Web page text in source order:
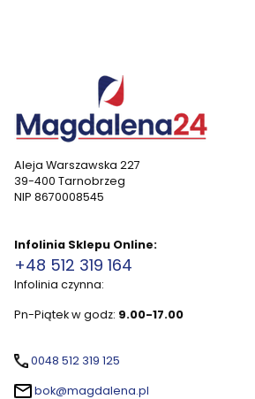
Aleja Warszawska 227
39-400 Tarnobrzeg
NIP 8670008545
Infolinia Sklepu Online:
+48 512 319 164
Infolinia czynna:
Pn-Piątek w godz: 9.00-17.00
0048 512 319 125
bok@magdalena.pl